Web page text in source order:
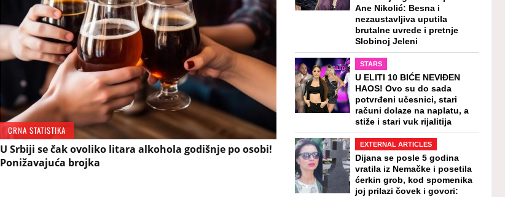
CRNA STATISTIKA
U Srbiji se čak ovoliko litara alkohola godišnje po osobi!
Ponižavajuća brojka
Ane Nikolić: Besna i
nezaustavljiva uputila
brutalne uvrede i pretnje
Slobinoj Jeleni
STARS
U ELITI 10 BIĆE NEVIĐEN
HAOS! Ovo su do sada
potvrđeni učesnici, stari
računi dolaze na naplatu, a
stiže i stari vuk rijalitija
EXTERNAL ARTICLES
Dijana se posle 5 godina
vratila iz Nemačke i posetila
ćerkin grob, kod spomenika
joj prilazi čovek i govori: